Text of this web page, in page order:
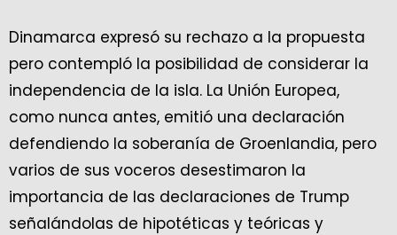
Dinamarca expresó su rechazo a la propuesta
pero contempló la posibilidad de considerar la
independencia de la isla. La Unión Europea,
como nunca antes, emitió una declaración
defendiendo la soberanía de Groenlandia, pero
varios de sus voceros desestimaron la
importancia de las declaraciones de Trump
señalándolas de hipotéticas y teóricas y